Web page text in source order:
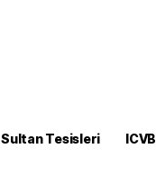
Sultan Tesisleri
ICVB